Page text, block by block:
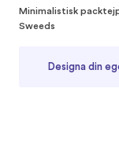
Minimalistisk
Sweeds
Designa din